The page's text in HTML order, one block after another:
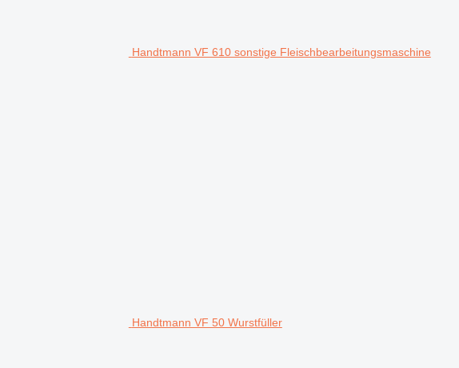
Handtmann VF 610 sonstige Fleischbearbeitungsmaschine
Handtmann VF 50 Wurstfüller